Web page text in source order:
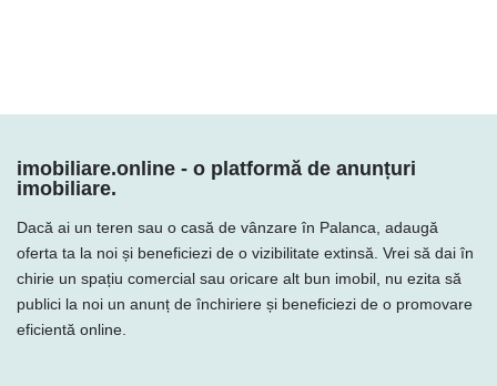
imobiliare.online - o platformă de anunțuri
imobiliare.
Dacă ai un teren sau o casă de vânzare în Palanca, adaugă
oferta ta la noi și beneficiezi de o vizibilitate extinsă. Vrei să dai în
chirie un spațiu comercial sau oricare alt bun imobil, nu ezita să
publici la noi un anunț de închiriere și beneficiezi de o promovare
eficientă online.